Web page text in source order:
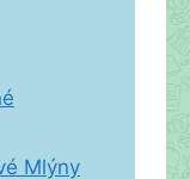
Mlýny